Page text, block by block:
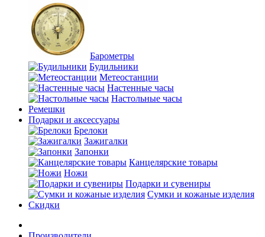
Барометры
Будильники
Метеостанции
Настенные часы
Настольные часы
Ремешки
Подарки и аксессуары
Брелоки
Зажигалки
Запонки
Канцелярские товары
Ножи
Подарки и сувениры
Сумки и кожаные изделия
Скидки